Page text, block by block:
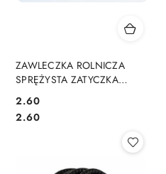
ZAWLECZKA ROLNICZA
SPRĘŻYSTA ZATYCZKA
ZAPINKA fi 5mm
Cena:
2.60
Cena:
2.60